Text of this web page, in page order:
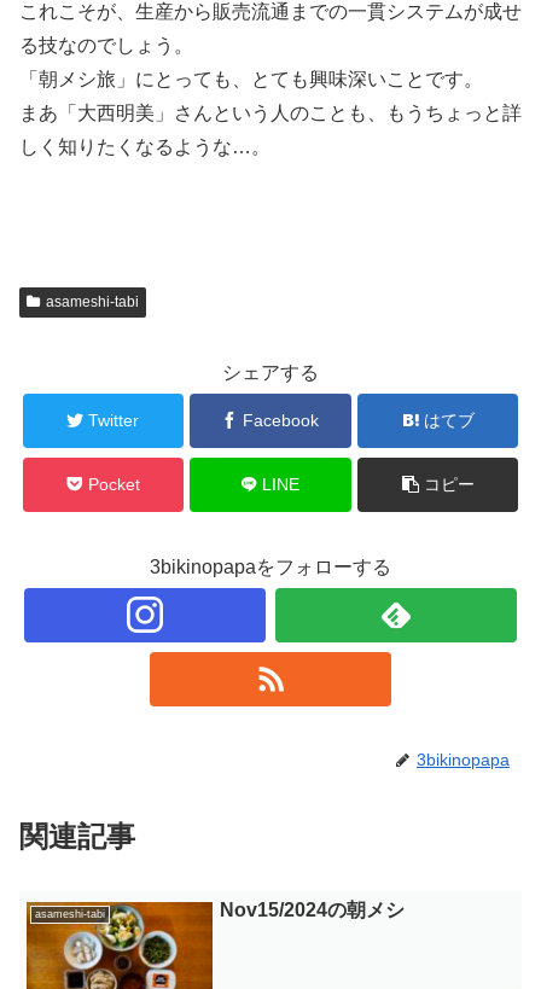
これこそが、生産から販売流通までの一貫システムが成せ
る技なのでしょう。
「朝メシ旅」にとっても、とても興味深いことです。
まあ「大西明美」さんという人のことも、もうちょっと詳
しく知りたくなるような…。
asameshi-tabi
シェアする
Twitter Facebook はてブ
Pocket LINE コピー
3bikinopapaをフォローする
3bikinopapa
関連記事
asameshi-tabi Nov15/2024の朝メシ